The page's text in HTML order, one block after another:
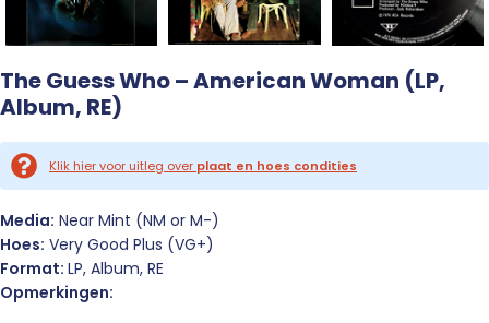
The Guess Who – American Woman (LP,
Album, RE)
Klik hier voor uitleg over plaat en hoes condities
Media: Near Mint (NM or M-)
Hoes: Very Good Plus (VG+)
Format: LP, Album, RE
Opmerkingen: